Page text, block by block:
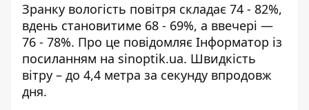
Зранку вологість повітря складає 74 - 82%,
вдень становитиме 68 - 69%, а ввечері —
76 - 78%. Про це повідомляє Інформатор із
посиланням на sinoptik.ua. Швидкість
вітру – до 4,4 метра за секунду впродовж
дня.